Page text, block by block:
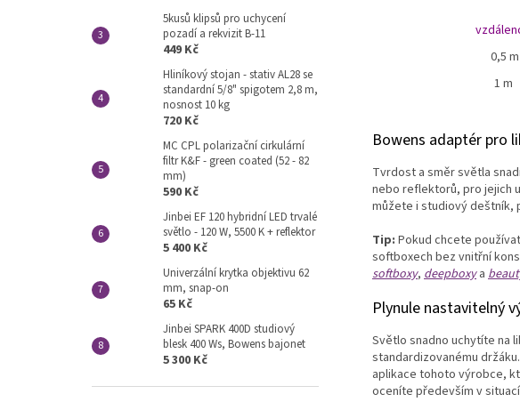
5kusů klipsů pro uchycení
pozadí a rekvizit B-11
449 Kč
Hliníkový stojan - stativ AL28 se
standardní 5/8" spigotem 2,8 m,
nosnost 10 kg
720 Kč
MC CPL polarizační cirkulární
filtr K&F - green coated (52 - 82
mm)
590 Kč
Jinbei EF 120 hybridní LED trvalé
světlo - 120 W, 5500 K + reflektor
5 400 Kč
Univerzální krytka objektivu 62
mm, snap-on
65 Kč
Jinbei SPARK 400D studiový
blesk 400 Ws, Bowens bajonet
5 300 Kč
0,5 m
1 m
Bowens adaptér pro
Tvrdost a směr světla
nebo reflektorů, pro jejich
můžete i studiový deštník,
Tip: Pokud chcete
softboxech bez vnitřní
softboxy, deepboxya
Plynule nastavitelný
Světlo snadno uchytíte na
standardizovanému
aplikace tohoto výrobce,
oceníte především v